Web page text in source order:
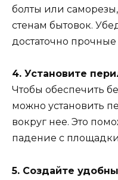
болты или
стенам бытовок.
достаточно
4. Установите
Чтобы обеспечить
можно установить
вокруг нее. Это
падение с
5. Создайте